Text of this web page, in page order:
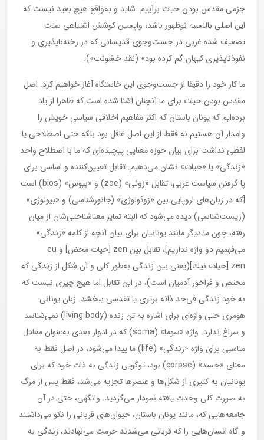
جزمی مقدس بودن حیات برآییم. شاید و به‌واقع هیچ بعید نیست كه
این اصلی بالنسبه نوظهور باشد، واپسین كوشش اشتباهی سنت
تضعیف شده غربی در جست‌وجوی قدیسانی كه در رخنه‌ناپذیری و
نفوذناپذیری كیهان گم كرده بود» (نقد خشونت»).
ما كار خود را دقیقا از جست‌وجوی این خاستگاه آغاز خواهیم كرد. اصل
مقدس بودن حیات برای ما آنچنان آشنا شده است كه ظاهرا از یاد
برده‌ایم كه یونان باستان كه اكثر مفاهیم اخلاقی سیاسی خویش را
وامدار آن‌ هستیم نه فقط از این اصل غافل بود بلكه حتی اصطلاحی یا
لفظی نداشت برای بیان حوزه معنایی پیچیده‌ای كه ما با اصطلاح واحد
«زندگی» یا «حیات» نشان می‌دهیم. تقابل تعیین‌كننده و اساسی برای
پا گرفتن سیاست غربی، تقابل «زوئی» (zoe) و «بیوس» (bios) است
[كه در زبان‌های اروپایی بین «زوئولوژی» (جانورشناسی) و «بیولوژی»
(زیست‌شناسی) دیده می‌شود كه البته تمایز معناشناختی‌شان از میان
رفته، چون ما دیگر مانند یونانیان برای بیان آنچه از كلمه «زندگی»
می‌فهمیم دو واژه نداریم]، تقابل بین zen [حیات محض] و eu
zen [حیات نیك](یعنی بین زندگی به‌طور كلی و آن شكل از زندگی كه
مختص و فراخور آدمیان است)، در این تقابل اما هیچ چیزی نیست كه
به خود زندگی فی‌حد ذاته برتری یا تقدسی ببخشد. زبان یونانی
هومری حتی واژه‌‌ای برای اشاره به تن زنده (living body) نمی‌شناسد
و سراغ ندارد. واژه «سوما» (soma) كه در ادوار بعدی به‌عنوان معادل
مناسبی برای واژه «زندگی» (life) ما پیدا می‌شود، در اصل فقط به
معنای «جسد» (corpse) بود، توگویی زندگی به ذات خود كه برای
یونانیان به كثیری از شكل‌ها و عنصرها تجزیه می‌شد، فقط پس از مرگ
به صورت كلی وحدت یافته نمودار می‌گردید. وانگهی، حتی در آن
جامعه‌هایی كه، مانند یونان باستان، حیوان‌های قربانی را نكو می‌داشتند
و گاه انسان‌هایی را كه قربانی می‌شدند حرمت می‌نهادند، زندگی به